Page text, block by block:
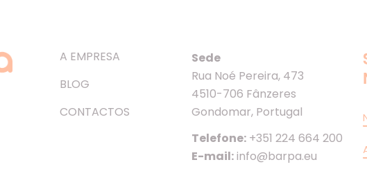
A EMPRESA
BLOG
CONTACTOS
Sede
Rua Noé Pereira, 473
4510-706 Fânzeres
Gondomar, Portugal
Telefone:+351 224 664 200
E-mail:info@barpa.eu